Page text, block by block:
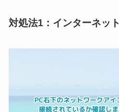
対処法1：インターネッ